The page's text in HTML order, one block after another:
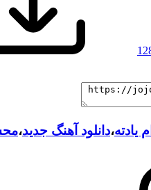
یادته،دانلود آهنگ جدید،